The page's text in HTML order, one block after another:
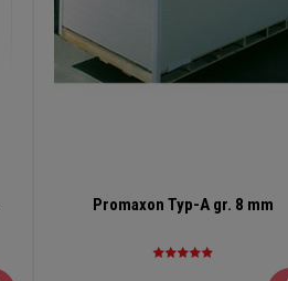
Promaxon Typ-A gr. 8 mm